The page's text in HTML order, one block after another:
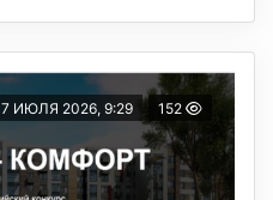
7 ИЮЛЯ 2026, 9:29 152